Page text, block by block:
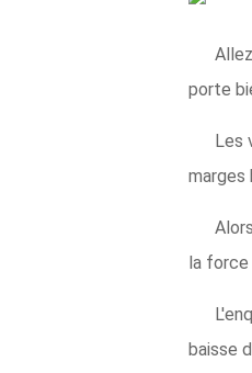
porte
Les
marges
la force
baisse